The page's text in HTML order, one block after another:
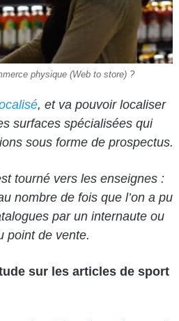
physique (Web to store) ?
, et va pouvoir localiser
surfaces spécialisées qui
sous forme de prospectus.
tourné vers les enseignes :
nombre de fois que l’on a pu
par un internaute ou
point de vente.
sur les articles de sport